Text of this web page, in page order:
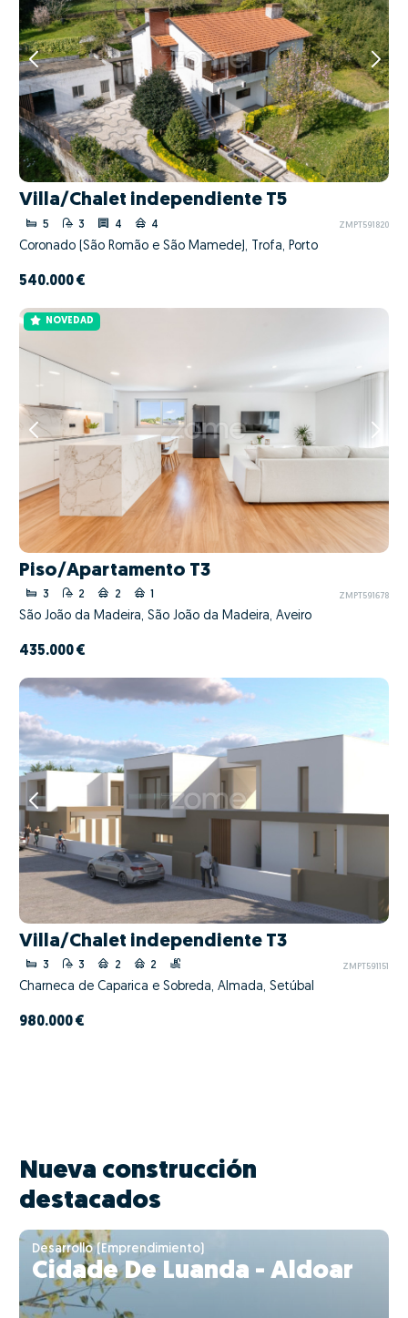
Villa/Chalet independiente T5
5 3 4 4 ZMPT591820
Coronado (São Romão e São Mamede), Trofa, Porto
540.000 €
NOVEDAD
Piso/Apartamento T3
3 2 2 1 ZMPT591678
São João da Madeira, São João da Madeira, Aveiro
435.000 €
Villa/Chalet independiente T3
3 3 2 2 ZMPT591151
Charneca de Caparica e Sobreda, Almada, Setúbal
980.000 €
Nueva construcción
destacados
Desarrollo (Emprendimiento)
Cidade De Luanda - Aldoar